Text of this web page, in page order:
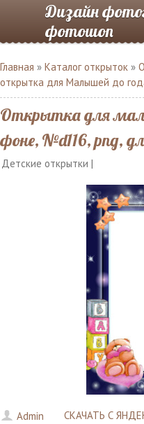
Дизайн
фотошоп
Главная » Каталог открыток »
открытка для Малышей до
Открытка для
фоне, №d116, png,
Детские открытки |
Admin
СКАЧАТЬ С